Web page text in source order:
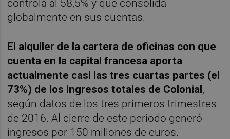
controla al 58,5% y que consolida
globalmente en sus cuentas.
El alquiler de la cartera de oficinas con que
cuenta en la capital francesa aporta
actualmente casi las tres cuartas partes (el
73%) de los ingresos totales de Colonial,
según datos de los tres primeros trimestres
de 2016. Al cierre de este periodo generó
ingresos por 150 millones de euros.